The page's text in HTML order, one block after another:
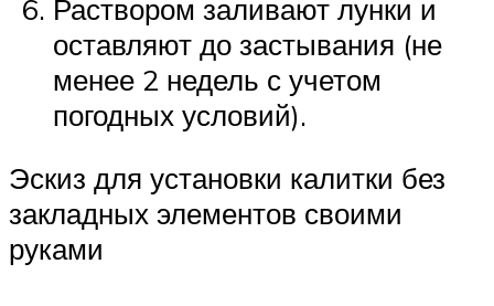
Раствором заливают лунки и
оставляют до застывания (не
менее 2 недель с учетом
погодных условий).
Эскиз для установки калитки без
закладных элементов своими
руками